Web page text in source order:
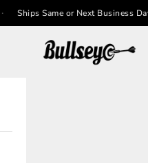
Ships Same or Next Business Day ·
Bullseye Sneaker Boutique